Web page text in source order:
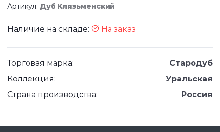
Артикул: Дуб Клязьменский
Наличие на складе: На заказ
Торговая марка:
Стародуб
Коллекция:
Уральская
Страна производства:
Россия